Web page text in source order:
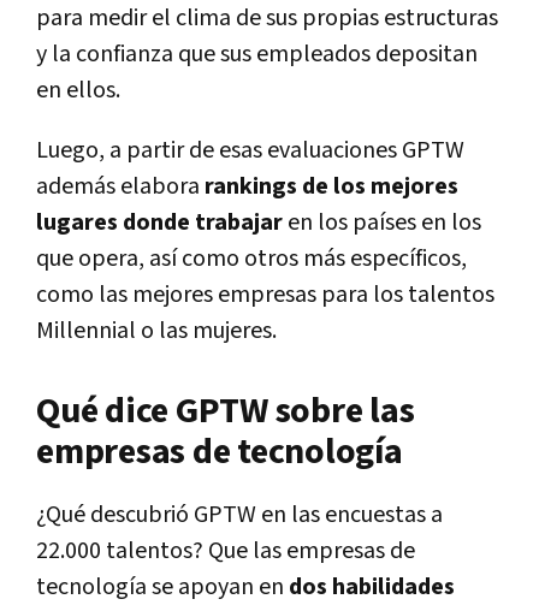
para medir el clima de sus propias estructuras
y la confianza que sus empleados depositan
en ellos.
Luego, a partir de esas evaluaciones GPTW
además elabora rankings de los mejores
lugares donde trabajaren los países en los
que opera, así como otros más específicos,
como las mejores empresas para los talentos
Millennial o las mujeres.
Qué dice GPTW sobre las
empresas de tecnología
¿Qué descubrió GPTW en las encuestas a
22.000 talentos? Que las empresas de
tecnología se apoyan en dos habilidades